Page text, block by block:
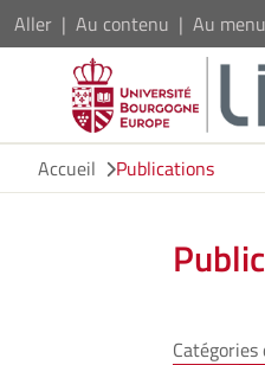
Aller Au contenu Au menu
Accueil
Publications